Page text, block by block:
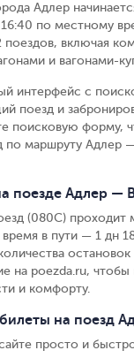
Адлер
16:40 по местному
поездов, включая
и вагонами-
интерфейс с
поезд и
поисковую форму,
по маршруту Адлер
поезде Адлер —
(080С) проходит
в пути — 1 дн
остановок
на poezda.ru,
и комфорту.
на поезд
просто и